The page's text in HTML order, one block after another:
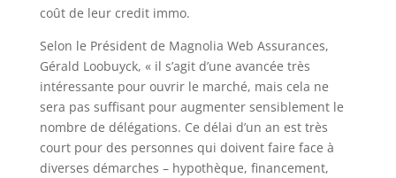
coût de leur credit immo.
Selon le Président de Magnolia Web Assurances,
Gérald Loobuyck, « il s’agit d’une avancée très
intéressante pour ouvrir le marché, mais cela ne
sera pas suffisant pour augmenter sensiblement le
nombre de délégations. Ce délai d’un an est très
court pour des personnes qui doivent faire face à
diverses démarches – hypothèque, financement,